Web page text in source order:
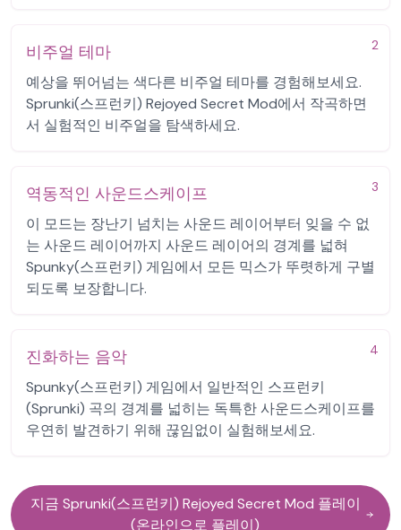
2
비주얼 테마
예상을 뛰어넘는 색다른 비주얼 테마를 경험해보세요.
Sprunki(스프런키) Rejoyed Secret Mod에서 작곡하면
서 실험적인 비주얼을 탐색하세요.
3
역동적인 사운드스케이프
이 모드는 장난기 넘치는 사운드 레이어부터 잊을 수 없
는 사운드 레이어까지 사운드 레이어의 경계를 넓혀
Spunky(스프런키) 게임에서 모든 믹스가 뚜렷하게 구별
되도록 보장합니다.
4
진화하는 음악
Spunky(스프런키) 게임에서 일반적인 스프런키
(Sprunki) 곡의 경계를 넓히는 독특한 사운드스케이프를
우연히 발견하기 위해 끊임없이 실험해보세요.
지금 Sprunki(스프런키) Rejoyed Secret Mod 플레이
(온라인으로 플레이)